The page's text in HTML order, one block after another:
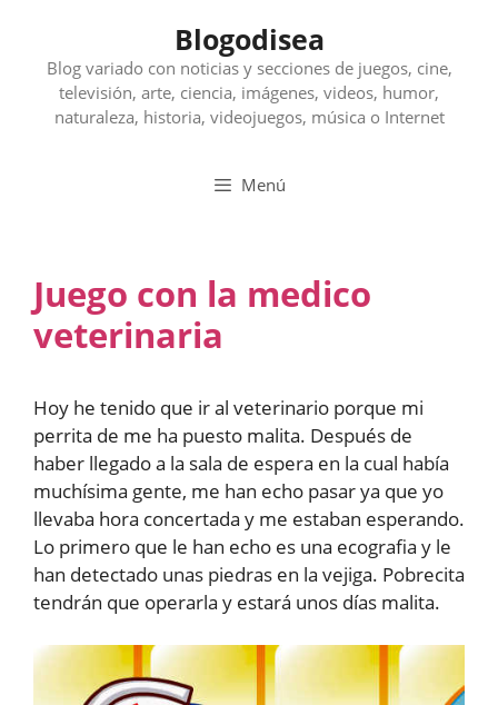
contenido
Blogodisea
Blog variado con noticias y secciones de juegos, cine,
televisión, arte, ciencia, imágenes, videos, humor,
naturaleza, historia, videojuegos, música o Internet
Menú
Juego con la medico
veterinaria
Hoy he tenido que ir al veterinario porque mi
perrita de me ha puesto malita. Después de
haber llegado a la sala de espera en la cual había
muchísima gente, me han echo pasar ya que yo
llevaba hora concertada y me estaban esperando.
Lo primero que le han echo es una ecografia y le
han detectado unas piedras en la vejiga. Pobrecita
tendrán que operarla y estará unos días malita.